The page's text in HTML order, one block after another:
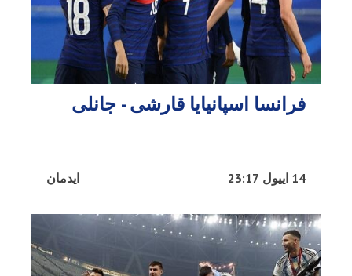
فرانسا اسپانیایا قارشی - جانلی
ایدمان 14 اییول 23:17